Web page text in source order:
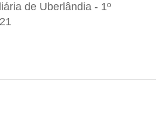
de Uberlândia - 1º